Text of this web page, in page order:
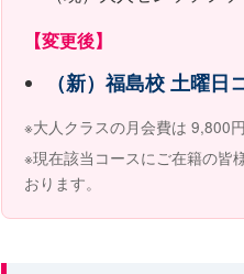
【変更後】
（新）福島校 土曜日
※大人クラスの月会費は 9,800
※現在該当コースにご在籍の皆
おります。